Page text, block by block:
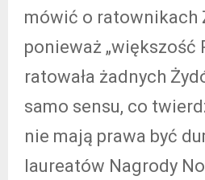
mówić o ratownikach
ponieważ „większość
ratowała żadnych
samo sensu, co
nie mają prawa być
laureatów Nagrody